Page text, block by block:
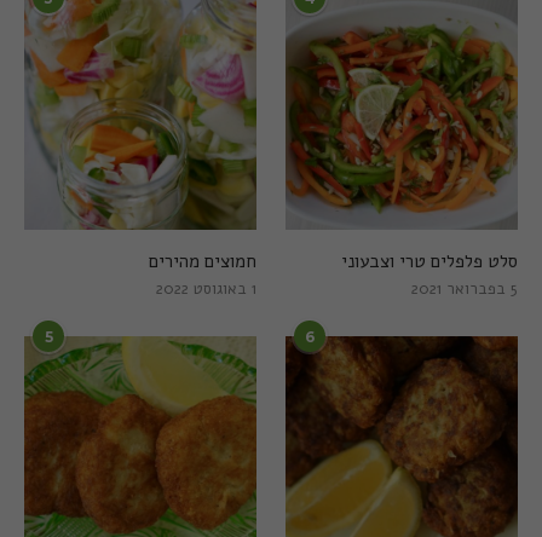
חמוצים מהירים
1 באוגוסט 2022
סלט פלפלים טרי וצבעוני
5 בפברואר 2021
5 6